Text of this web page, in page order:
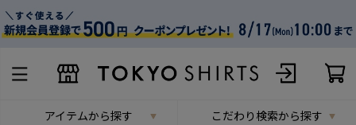
アイテムから探す こだわり検索から探す